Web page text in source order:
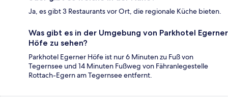
Ja, es gibt 3 Restaurants vor Ort, die regionale Küche bieten.
Was gibt es in der Umgebung von Parkhotel Egerner
Höfe zu sehen?
Parkhotel Egerner Höfe ist nur 6 Minuten zu Fuß von
Tegernsee und 14 Minuten Fußweg von Fähranlegestelle
Rottach-Egern am Tegernsee entfernt.